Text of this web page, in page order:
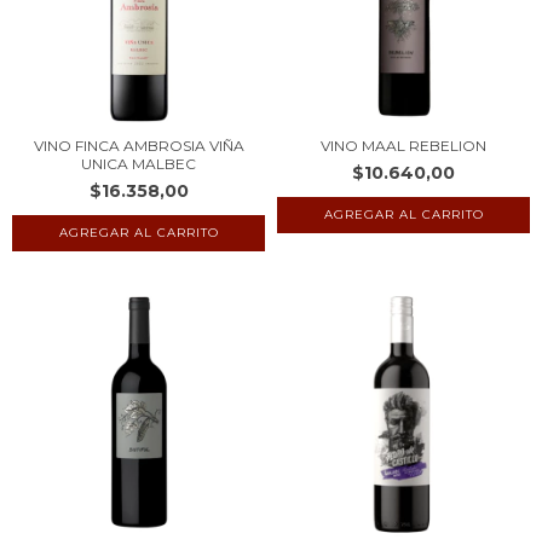
VINO FINCA AMBROSIA VIÑA
UNICA MALBEC
$16.358,00
VINO MAAL REBELION
$10.640,00